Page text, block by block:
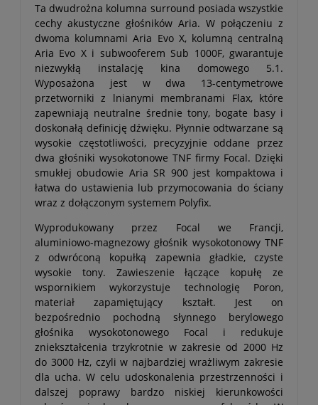
Ta dwudrożna kolumna surround posiada wszystkie
cechy akustyczne głośników Aria. W połączeniu z
dwoma kolumnami Aria Evo X, kolumną centralną
Aria Evo X i subwooferem Sub 1000F, gwarantuje
niezwykłą instalację kina domowego 5.1.
Wyposażona jest w dwa 13-centymetrowe
przetworniki z lnianymi membranami Flax, które
zapewniają neutralne średnie tony, bogate basy i
doskonałą definicję dźwięku. Płynnie odtwarzane są
wysokie częstotliwości, precyzyjnie oddane przez
dwa głośniki wysokotonowe TNF firmy Focal. Dzięki
smukłej obudowie Aria SR 900 jest kompaktowa i
łatwa do ustawienia lub przymocowania do ściany
wraz z dołączonym systemem Polyfix.
Wyprodukowany przez Focal we Francji,
aluminiowo-magnezowy głośnik wysokotonowy TNF
z odwróconą kopułką zapewnia gładkie, czyste
wysokie tony. Zawieszenie łączące kopułę ze
wspornikiem wykorzystuje technologię Poron,
materiał zapamiętujący kształt. Jest on
bezpośrednio pochodną słynnego berylowego
głośnika wysokotonowego Focal i redukuje
zniekształcenia trzykrotnie w zakresie od 2000 Hz
do 3000 Hz, czyli w najbardziej wrażliwym zakresie
dla ucha. W celu udoskonalenia przestrzenności i
dalszej poprawy bardzo niskiej kierunkowości